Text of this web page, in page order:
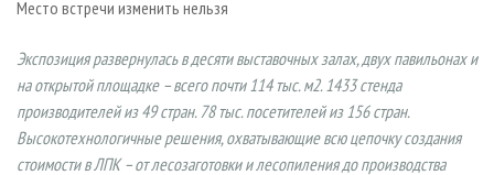
СУШКА ДРЕВЕСИНЫ
ПРОИЗВОДСТВО ДРЕВЕСНЫХ ПЛИТ
ДЕРЕВЯННОЕ ДОМОСТРОЕНИЕ
ПРОИЗВОДСТВО МЕБЕЛИ
БИОЭНЕРГЕТИКА
ПЕРСОНЫ
МОБИЛЬНЫЕ ВЫСТАВКИ
ОФИЦИАЛЬНЫЕ ДЕЛЕГАЦИИ
ПРИОРИТЕТНЫЕ ИНВЕСТПРОЕКТЫ
RUSSIAN FORESTRY REVIEW
КОНТАКТЫ
РЕКЛАМА
РЕКЛАМА НА САЙТЕ
Место встречи изменить нельзя
Экспозиция развернулась в десяти выставочных залах, двух павильонах и
на открытой площадке – всего почти 114 тыс. м2. 1433 стенда
производителей из 49 стран. 78 тыс. посетителей из 156 стран.
Высокотехнологичные решения, охватывающие всю цепочку создания
стоимости в ЛПК – от лесозаготовки и лесопиления до производства